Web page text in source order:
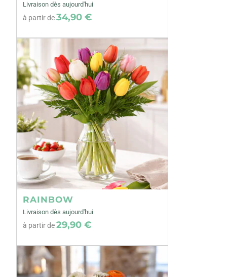
Livraison dès aujourd'hui
à partir de34,90 €
RAINBOW
Livraison dès aujourd'hui
à partir de29,90 €